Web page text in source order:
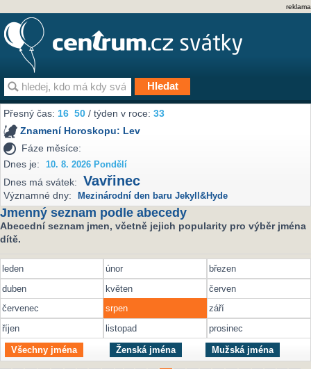
reklama
Přesný čas:16 50 / týden v roce:33
Znamení Horoskopu: Lev
Fáze měsíce:
Dnes je:
10. 8. 2026 Pondělí
Dnes má svátek: Vavřinec
Významné dny: Mezinárodní den baru Jekyll&Hyde
Jmenný seznam podle abecedy
Abecední seznam jmen, včetně jejich popularity pro výběr jména
dítě.
leden únor
březen
duben
květen
červen
červenec
srpen
září
říjen
listopad prosinec
Všechny jména Ženská jména Mužská jména